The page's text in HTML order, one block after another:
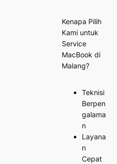
Kenapa Pilih
Kami untuk
Service
MacBook di
Malang?
Teknisi
Berpen
galama
n
Layana
n
Cepat